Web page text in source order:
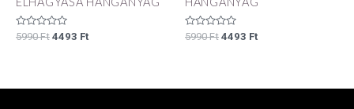
Értékelés:
5990Ft 4493 Ft
Értékelés:
5990Ft 4493 Ft